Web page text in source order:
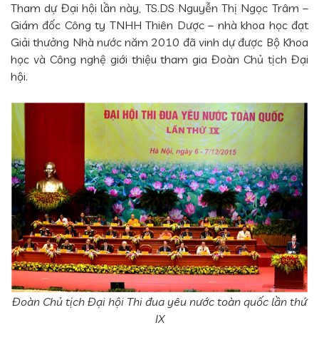
Tham dự Đại hội lần này, TS.DS Nguyễn Thị Ngọc Trâm –
Giám đốc Công ty TNHH Thiên Dược – nhà khoa học đạt
Giải thưởng Nhà nước năm 2010 đã vinh dự được Bộ Khoa
học và Công nghệ giới thiệu tham gia Đoàn Chủ tịch Đại
hội.
Đoàn Chủ tịch Đại hội Thi đua yêu nước toàn quốc lần thứ
IX